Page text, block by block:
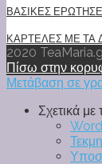
ΒΑΣΙΚΕΣ
ΚΑΡΤΕΛΕΣ ΜΕ ΤΑ
2020
Πίσω στην
Μετάβαση σε
Σχετικά